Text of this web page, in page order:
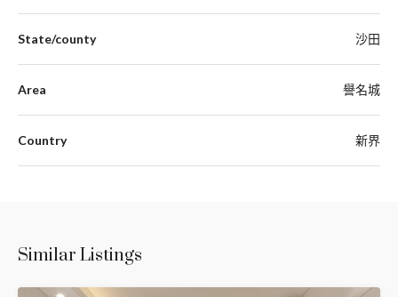
State/county 沙田
Area 譽名城
Country 新界
Similar Listings